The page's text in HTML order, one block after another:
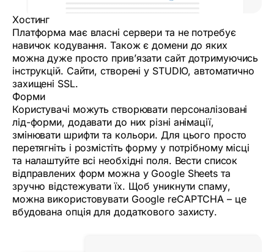
Хостинг
Платформа має власні сервери та не потребує
навичок кодування. Також є домени до яких
можна дуже просто прив’язати сайт дотримуючись
інструкцій. Сайти, створені у STUDIO, автоматично
захищені SSL.
Форми
Користувачі можуть створювати персоналізовані
лід-форми, додавати до них різні анімації,
змінювати шрифти та кольори. Для цього просто
перетягніть і розмістіть форму у потрібному місці
та налаштуйте всі необхідні поля. Вести список
відправлених форм можна у Google Sheets та
зручно відстежувати їх. Щоб уникнути спаму,
можна використовувати Google reCAPTCHA – це
вбудована опція для додаткового захисту.